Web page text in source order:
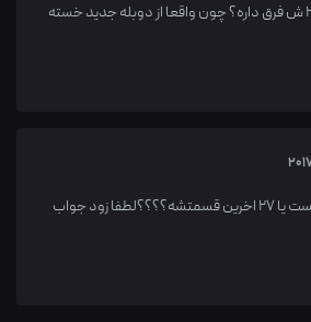
این دوبلش با جلد قبلی 27 ش فرق داره؟ چون واقعا از دوبله جدید خسته
سلام ببخشید بن تن 28 هست یا 27 اخرین قسمتشه؟؟؟؟لطفا زود جواب